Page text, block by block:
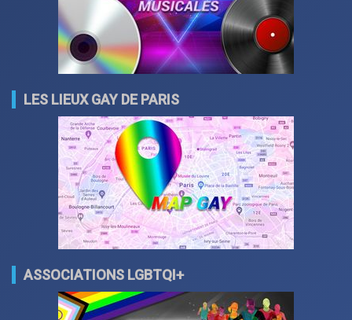
LES LIEUX GAY DE PARIS
ASSOCIATIONS LGBTQI+